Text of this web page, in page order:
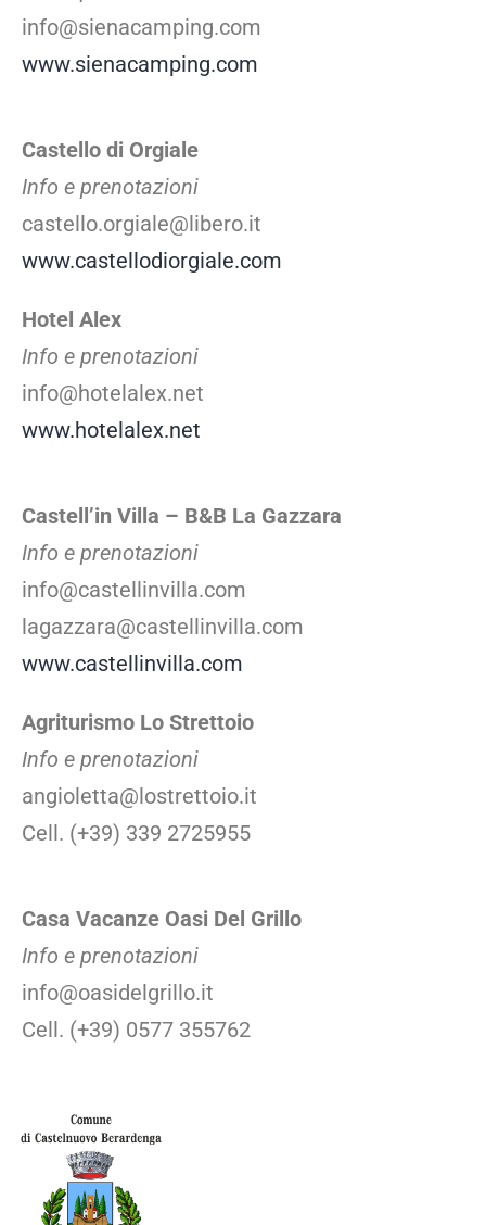
info@sienacamping.com
www.sienacamping.com
Castello di Orgiale
Info e prenotazioni
castello.orgiale@libero.it
www.castellodiorgiale.com
Hotel Alex
Info e prenotazioni
info@hotelalex.net
www.hotelalex.net
Castell’in Villa – B&B La Gazzara
Info e prenotazioni
info@castellinvilla.com
lagazzara@castellinvilla.com
www.castellinvilla.com
Agriturismo Lo Strettoio
Info e prenotazioni
angioletta@lostrettoio.it
Cell. (+39) 339 2725955
Casa Vacanze Oasi Del Grillo
Info e prenotazioni
info@oasidelgrillo.it
Cell. (+39) 0577 355762